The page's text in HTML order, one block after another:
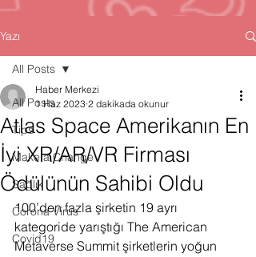
Yazı
All Posts
Tips
Make a Change
Sağlık
Corona Virus
Covid19
All Posts
Atlas Space Amerikanın En
İyi XR/AR/VR Firması
Ödülünün Sahibi Oldu
Haber Merkezi
1 Haz 2023 2 dakikada okunur
100’den fazla şirketin 19 ayrı
kategoride yarıştığı The American
Metaverse Summit şirketlerin yoğun